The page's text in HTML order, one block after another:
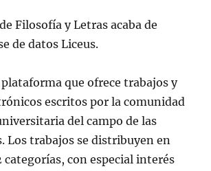
Filosofía y Letras acaba de
de datos Liceus.
plataforma que ofrece trabajos y
escritos por la comunidad
del campo de las
Los trabajos se distribuyen en
con especial interés